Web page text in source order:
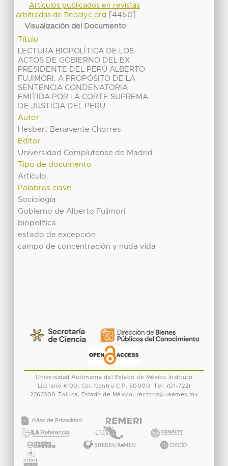
Artículos publicados en revistas
arbitradas de Redalyc.org
[4450]
Visualización del Documento
Título
LECTURA BIOPOLÍTICA DE LOS
ACTOS DE GOBIERNO DEL EX
PRESIDENTE DEL PERÚ ALBERTO
FUJIMORI. A PROPÓSITO DE LA
SENTENCIA CONDENATORIA
EMITIDA POR LA CORTE SUPREMA
DE JUSTICIA DEL PERÚ
Autor
Hesbert Benavente Chorres
Editor
Universidad Complutense de Madrid
Tipo de documento
Artículo
Palabras clave
Sociología
Gobierno de Alberto Fujimori
biopolítica
estado de excepción
campo de concentración y nuda vida
Universidad Autónoma del Estado de México
Instituto
Literario #100. Col. Centro C.P. 50000. Tel. (01-722)
2262300 Toluca, Estado de México. rectoria@uaemex.mx